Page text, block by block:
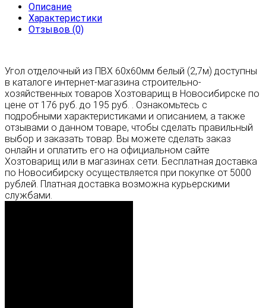
Описание
Характеристики
Отзывов (0)
Угол отделочный из ПВХ 60х60мм белый (2,7м) доступны
в каталоге интернет-магазина строительно-
хозяйственных товаров Хозтоварищ в Новосибирске по
цене от 176 руб. до 195 руб. . Ознакомьтесь с
подробными характеристиками и описанием, а также
отзывами о данном товаре, чтобы сделать правильный
выбор и заказать товар. Вы можете сделать заказ
онлайн и оплатить его на официальном сайте
Хозтоварищ или в магазинах сети. Бесплатная доставка
по Новосибирску осуществляется при покупке от 5000
рублей. Платная доставка возможна курьерскими
службами.